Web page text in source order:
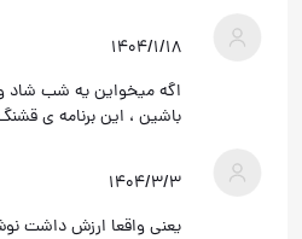
۱۴۰۴/۱/۱۸
اگه میخواین یه شب شاد
باشین ، این برنامه ی
۱۴۰۴/۳/۳
یعنی واقعا ارزش داشت